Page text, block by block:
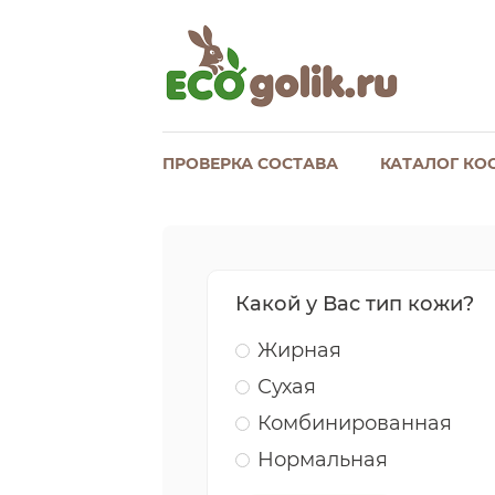
ПРОВЕРКА СОСТАВА КАТАЛОГ
Какой у Вас тип кожи?
Жирная
Сухая
Комбинированная
Нормальная